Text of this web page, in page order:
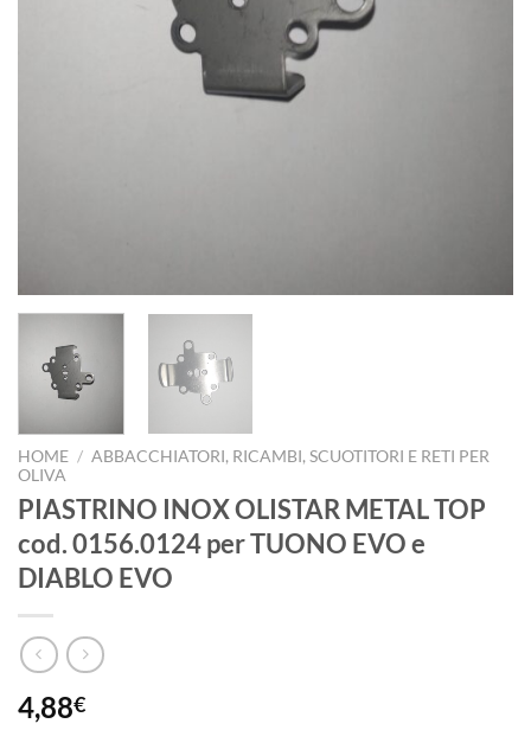
HOME / ABBACCHIATORI, RICAMBI, SCUOTITORI E RETI PER
OLIVA
PIASTRINO INOX OLISTAR METAL TOP
cod. 0156.0124 per TUONO EVO e
DIABLO EVO
4,88€